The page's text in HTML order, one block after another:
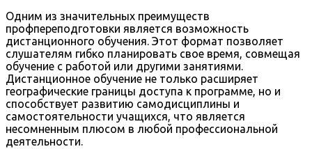
Одним из значительных преимуществ
профпереподготовки является возможность
дистанционного обучения. Этот формат позволяет
слушателям гибко планировать свое время, совмещая
обучение с работой или другими занятиями.
Дистанционное обучение не только расширяет
географические границы доступа к программе, но и
способствует развитию самодисциплины и
самостоятельности учащихся, что является
несомненным плюсом в любой профессиональной
деятельности.